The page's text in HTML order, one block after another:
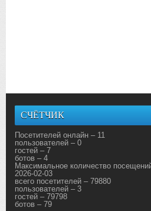
СЧЁТЧИК
Посетителей онлайн – 11
пользователей – 0
гостей – 7
ботов – 4
Максимальное количество
2026-02-03
всего посетителей – 79880
пользователей – 3
гостей – 79798
ботов – 79